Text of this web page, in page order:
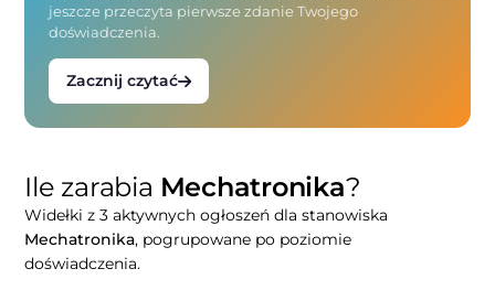
jeszcze przeczyta pierwsze zdanie Twojego
doświadczenia.
Zacznij czytać
Ile zarabia Mechatronika?
Widełki z 3 aktywnych ogłoszeń dla stanowiska
Mechatronika, pogrupowane po poziomie
doświadczenia.